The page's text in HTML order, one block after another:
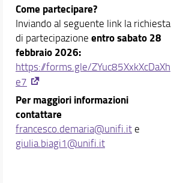
Come partecipare?
Inviando al seguente link la richiesta
di partecipazione entro sabato 28
febbraio 2026:
https://forms.gle/ZYuc85XxkXcDaXh
e7
Per maggiori informazioni
contattare
francesco.demaria@unifi.ite
giulia.biagi1@unifi.it